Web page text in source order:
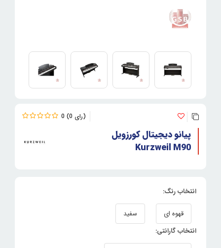
0 0
پیانو دیجیتال کورزویل
Kurzweil M90
انتخاب رنگ:
قهوه ای
سفید
انتخاب گارانتی: